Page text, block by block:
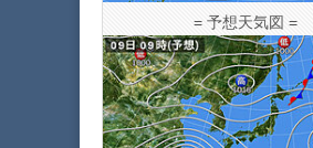
= 予想天気図 =